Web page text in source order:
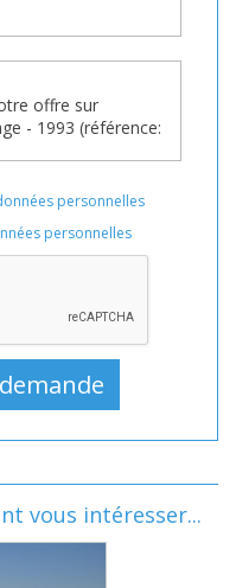
personnelles
personnelles
vous intéresser...